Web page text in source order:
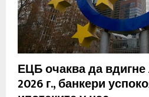
M
N
ЕЦБ очаква да
2026 г., банкери